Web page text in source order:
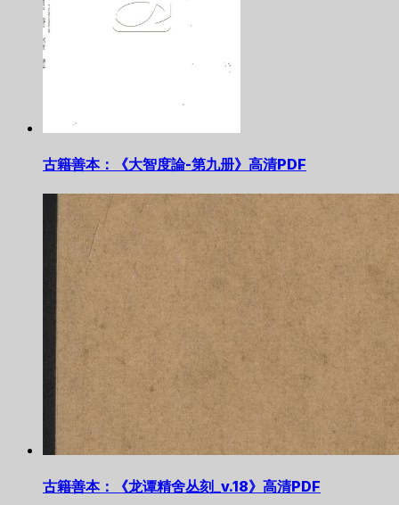
古籍善本：《大智度論-第九册》高清PDF
古籍善本：《龙谭精舍丛刻_v.18》高清PDF